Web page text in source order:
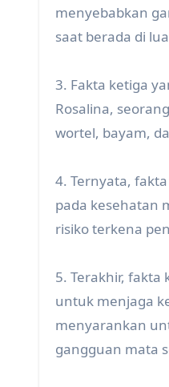
menyebabkan
saat berada di
3. Fakta ketiga
Rosalina,
wortel, bayam,
4. Ternyata,
pada kesehatan
risiko terkena
5. Terakhir,
untuk menjaga
menyarankan
gangguan mata